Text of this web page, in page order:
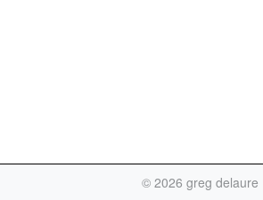
©2026 greg delaure